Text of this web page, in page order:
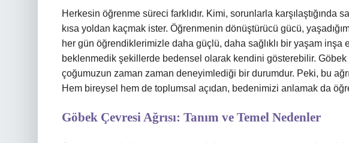
Herkesin öğrenme süreci farklıdır. Kimi, sorunlarla karşılaştığında
kısa yoldan kaçmak ister. Öğrenmenin dönüştürücü gücü,
her gün öğrendiklerimizle daha güçlü, daha sağlıklı bir yaşam
beklenmedik şekillerde bedensel olarak kendini gösterebilir. Göbek
çoğumuzun zaman zaman deneyimlediği bir durumdur. Peki, bu
Hem bireysel hem de toplumsal açıdan, bedenimizi anlamak da
Göbek Çevresi Ağrısı: Tanım ve Temel Nedenler